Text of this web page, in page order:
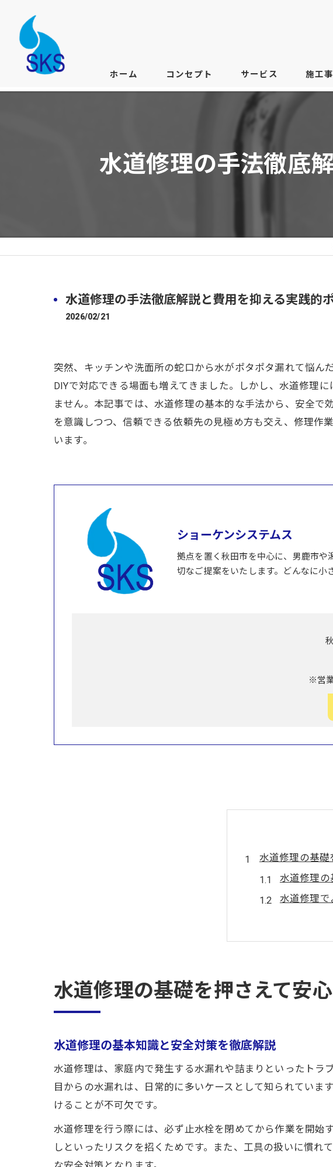
ホーム コンセプト サービス 施工
水道修理の手法徹底
水道修理の手法徹底解説と費用を抑える実践的
2026/02/21
突然、キッチンや洗面所の蛇口から水がポタポタ漏れて悩
DIYで対応できる場面も増えてきました。しかし、水道修理
ません。本記事では、水道修理の基本的な手法から、安全
を意識しつつ、信頼できる依頼先の見極め方も交え、修理作
います。
ショーケンシステムス
拠点を置く秋田市を中心に、男鹿市や
切なご提案をいたします。どんなに小
※営
水道修理の基礎
水道修理の
水道修理で
水道修理
水道修理の
蛇口からの水
蛇口水漏
水道修理
蛇口水漏れ
水道修理の
水道修理で
水道修理の基礎を押さえて安
水道修理の基本知識と安全対策を徹底解説
水道修理は、家庭内で発生する水漏れや詰まりといったトラ
目からの水漏れは、日常的に多いケースとして知られてい
けることが不可欠です。
水道修理を行う際には、必ず止水栓を閉めてから作業を開始
しといったリスクを招くためです。また、工具の扱いに慣